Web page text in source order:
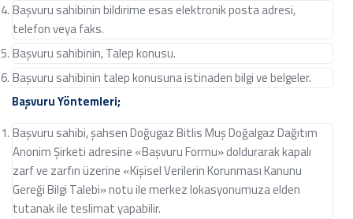
Başvuru sahibinin bildirime esas elektronik posta adresi,
telefon veya faks.
Başvuru sahibinin, Talep konusu.
Başvuru sahibinin talep konusuna istinaden bilgi ve belgeler.
Başvuru Yöntemleri;
Başvuru sahibi, şahsen Doğugaz Bitlis Muş Doğalgaz Dağıtım
Anonim Şirketi adresine «Başvuru Formu» doldurarak kapalı
zarf ve zarfın üzerine «Kişisel Verilerin Korunması Kanunu
Gereği Bilgi Talebi» notu ile merkez lokasyonumuza elden
tutanak ile teslimat yapabilir.